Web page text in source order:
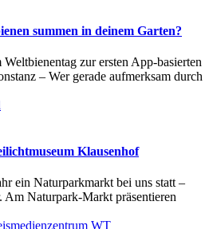
summen in deinem Garten?
zur ersten App-basierten
– Wer gerade aufmerksam durch
Klausenhof
ein Naturparkmarkt bei uns statt –
Am Naturpark-Markt präsentieren